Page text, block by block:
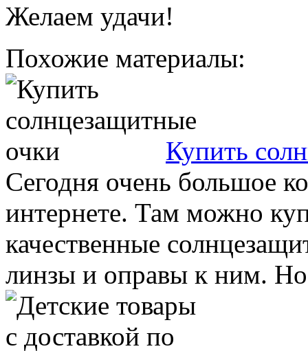
Желаем удачи!
Похожие материалы:
Купить
Сегодня очень большое
интернете. Там можно
качественные
линзы и оправы к ним.